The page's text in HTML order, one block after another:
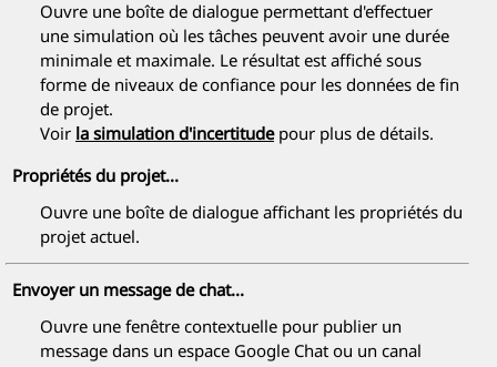
Ouvre une boîte de dialogue permettant d'effectuer
une simulation où les tâches peuvent avoir une durée
minimale et maximale. Le résultat est affiché sous
forme de niveaux de confiance pour les données de fin
de projet.
Voir la simulation d'incertitudepour plus de détails.
Propriétés du projet...
Ouvre une boîte de dialogue affichant les propriétés du
projet actuel.
Envoyer un message de chat...
Ouvre une fenêtre contextuelle pour publier un
message dans un espace Google Chat ou un canal